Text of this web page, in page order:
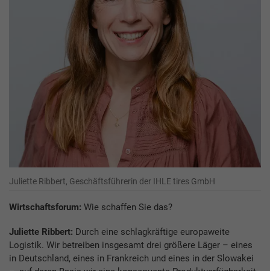
Juliette Ribbert, Geschäftsführerin der IHLE tires GmbH
Wirtschaftsforum: Wie schaffen Sie das?
Juliette Ribbert: Durch eine schlagkräftige europaweite
Logistik. Wir betreiben insgesamt drei größere Läger – eines
in Deutschland, eines in Frankreich und eines in der Slowakei